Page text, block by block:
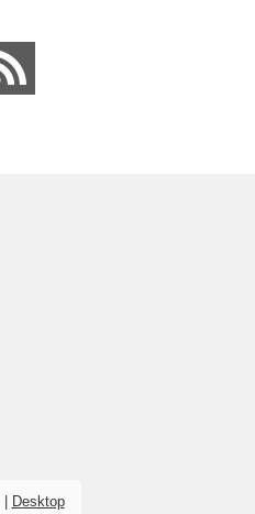
トにおすすめします。 ダ
ウンロードしてテキス
| Desktop